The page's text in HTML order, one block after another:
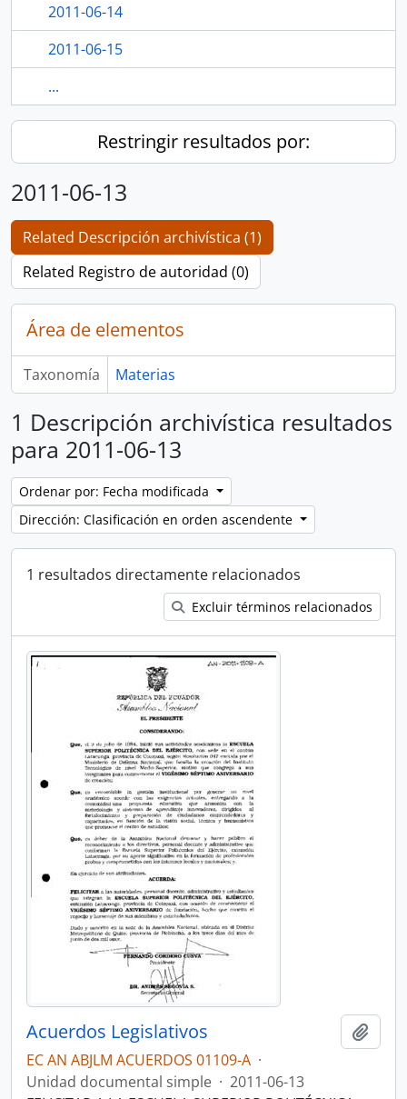
2011-06-14
2011-06-15
...
Restringir resultados por:
2011-06-13
Related Descripción archivística (1)
Related Registro de autoridad (0)
Área de elementos
Taxonomía Materias
1 Descripción archivística resultados
para 2011-06-13
Ordenar por: Fecha modificada
Dirección: Clasificación en orden ascendente
1 resultados directamente relacionados
Excluir términos relacionados
Acuerdos Legislativos
EC AN ABJLM ACUERDOS 01109-A ·
Unidad documental simple · 2011-06-13